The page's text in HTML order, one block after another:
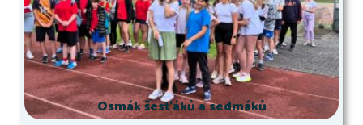
Osmák šesťáků a sedmáků